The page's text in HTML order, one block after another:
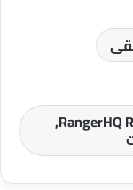
مشغل موسيقى ووردبريس, RangerHQ Radio,